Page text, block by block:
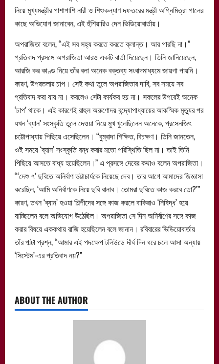
নিয়ে মুখ্যমন্ত্রীর পাশাপাশি নারী ও শিশুকল্যাণ দফতরের মন্ত্রী অগ্নিমিত্রা পালের
কাছে অভিযোগ জানাবেন, এই হুঁশিয়ারিও দেন ভিডিয়োবার্তায়।
অপরাজিতা বলেন, “এই সব সহ্য করতে করতে ক্লান্ত। আর পারছি না।”
প্রতিবাদ প্রসঙ্গে অপরাজিতা আরও একটি বার্তা দিয়েছেন। তিনি জানিয়েছেন,
আরজি কর কাণ্ড নিয়ে তাঁর বলা অনেক বক্তব্য সংবাদমাধ্যমে জায়গা পায়নি।
কারণ, উপরতলার চাপ। সেই কথা তুলে অপরাজিতার দাবি, সব সময়ে সব
প্রতিবাদ করা যায় না। করলেও সেটা কার্যকর হয় না। সকলের উপরেই অনেক
‘চাপ’ থাকে। এই কারণেই রাহুল অরুণোদয় বন্দ্যোপাধ্যায়ের আকস্মিক মৃত্যুর পর
যখন ‘ব্যান’ সংস্কৃতি তুলে দেওয়া নিয়ে মুখ খুলেছিলেন অনেকে, প্রসেনজিৎ
চট্টোপাধ্যায় পিছিয়ে এসেছিলেন। “বুম্বাদা শিক্ষিত, বিচক্ষণ। তিনি জানতেন,
ওই সময়ে ‘ব্যান’ সংস্কৃতি বন্ধ করার মতো পরিস্থিতি ছিল না। তাই তিনি
পিছিয়ে আসতে বাধ্য হয়েছিলেন।” এ প্রসঙ্গে দেবের কথাও বলেন অপরাজিতা।
“‘দেশু ৭’ ছবিতে অনির্বাণ ভট্টাচার্যকে নিয়েছে দেব। তার আগে আমাদের জিজ্ঞাসা
করেছিল, ‘আমি অনির্বাণকে নিয়ে ছবি বানাব। তোমরা ছবিতে কাজ করবে তো?’”
কারণ, তখন ‘ব্যান’ হওয়া শিল্পীদের সঙ্গে কাজ করলে বাকিরাও ‘নিষিদ্ধ’ হয়ে
যাচ্ছিলেন বলে অভিযোগ উঠেছিল। অপরাজিতা সে দিন অনির্বাণের সঙ্গে কাজ
করার বিষয়ে এককথায় রাজি হয়েছিলেন বলে জানান। রবিবারের ভিডিয়োবার্তায়
তাঁর পাল্টা প্রশ্ন, “আমার এই পদক্ষেপ টলিউডে দীর্ঘ দিন ধরে চলে আসা অন্যায়
‘সিস্টেম’-এর প্রতিবাদ নয়?”
ABOUT THE AUTHOR